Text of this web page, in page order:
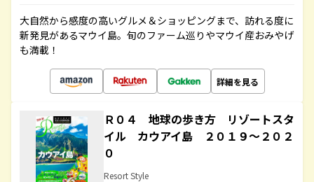
大自然から感度の高いグルメ＆ショッピングまで、訪れる度に
新発見があるマウイ島。旬のファーム巡りやマウイ産おみやげ
も満載！
詳細を見る
Ｒ０４ 地球の歩き方 リゾートスタ
イル カウアイ島 ２０１９～２０２
０
Resort Style